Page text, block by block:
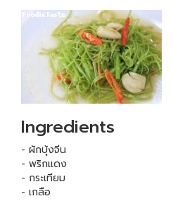
Ingredients
- ผักบุ้งจีน
- พริกแดง
- กระเทียม
- เกลือ